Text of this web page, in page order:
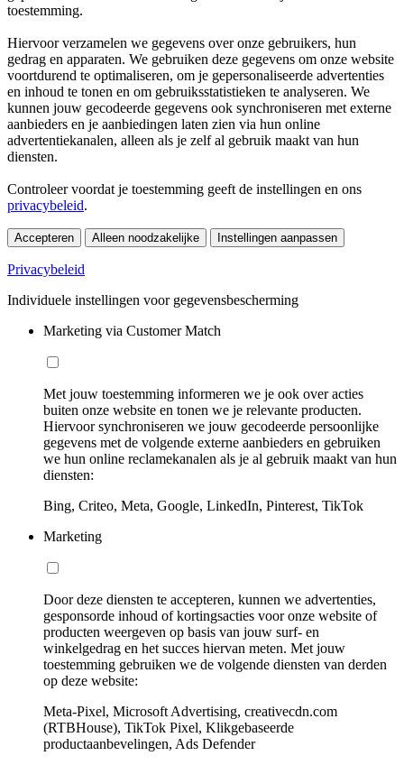
toestemming.
Hiervoor verzamelen we gegevens over onze gebruikers, hun
gedrag en apparaten. We gebruiken deze gegevens om onze website
voortdurend te optimaliseren, om je gepersonaliseerde advertenties
en inhoud te tonen en om gebruiksstatistieken te analyseren. We
kunnen jouw gecodeerde gegevens ook synchroniseren met externe
aanbieders en je aanbiedingen laten zien via hun online
advertentiekanalen, alleen als je zelf al gebruik maakt van hun
diensten.
Controleer voordat je toestemming geeft de instellingen en ons
privacybeleid.
Accepteren Alleen noodzakelijke Instellingen aanpassen
Privacybeleid
Individuele instellingen voor gegevensbescherming
Marketing via Customer Match
Met jouw toestemming informeren we je ook over acties
buiten onze website en tonen we je relevante producten.
Hiervoor synchroniseren we jouw gecodeerde persoonlijke
gegevens met de volgende externe aanbieders en gebruiken
we hun online reclamekanalen als je al gebruik maakt van hun
diensten:
Bing, Criteo, Meta, Google, LinkedIn, Pinterest, TikTok
Marketing
Door deze diensten te accepteren, kunnen we advertenties,
gesponsorde inhoud of kortingsacties voor onze website of
producten weergeven op basis van jouw surf- en
winkelgedrag en het succes hiervan meten. Met jouw
toestemming gebruiken we de volgende diensten van derden
op deze website:
Meta-Pixel, Microsoft Advertising, creativecdn.com
(RTBHouse), TikTok Pixel, Klikgebaseerde
productaanbevelingen, Ads Defender